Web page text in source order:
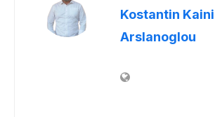
Kostantin Kaini
Arslanoglou